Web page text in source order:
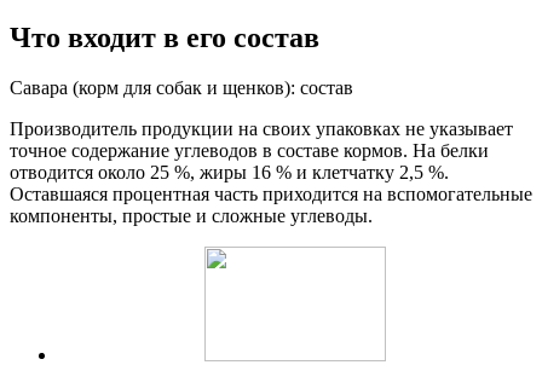
Что входит в его состав
Савара (корм для собак и щенков): состав
Производитель продукции на своих упаковках не указывает
точное содержание углеводов в составе кормов. На белки
отводится около 25 %, жиры 16 % и клетчатку 2,5 %.
Оставшаяся процентная часть приходится на вспомогательные
компоненты, простые и сложные углеводы.